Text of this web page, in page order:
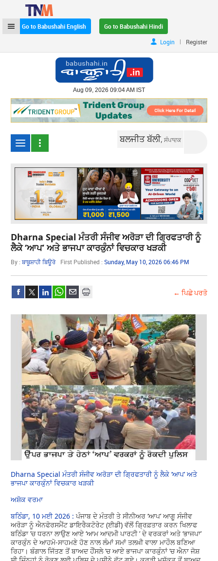
Go to Babushahi English
Go to Babushahi Hindi
Login
| Register
Aug 09, 2026 09:04 AM IST
ਬਲਜੀਤ ਬੱਲੀ,ਸੰਪਾਦਕ
Dharna Special ਮੰਤਰੀ ਸੰਜੀਵ ਅਰੋੜਾ ਦੀ ਗ੍ਰਿਫਤਾਰੀ ਨੂੰ
ਲੈਕੇ ‘ਆਪ’ ਅਤੇ ਭਾਜਪਾ ਕਾਰਕੁੰਨਾਂ ਵਿਚਕਾਰ ਖੜਕੀ
By :ਬਾਬੂਸ਼ਾਹੀ ਬਿਊਰੋ First Published :Sunday, May 10, 2026 06:46 PM
← ਪਿਛੇ ਪਰਤੋ
Dharna Special ਮੰਤਰੀ ਸੰਜੀਵ ਅਰੋੜਾ ਦੀ ਗ੍ਰਿਫਤਾਰੀ ਨੂੰ ਲੈਕੇ ‘ਆਪ’ ਅਤੇ
ਭਾਜਪਾ ਕਾਰਕੁੰਨਾਂ ਵਿਚਕਾਰ ਖੜਕੀ
ਅਸ਼ੋਕ ਵਰਮਾ
ਬਠਿੰਡਾ, 10 ਮਈ 2026 :ਪੰਜਾਬ ਦੇ ਮੰਤਰੀ ਤੇ ਸੀਨੀਅਰ ‘ਆਪ’ ਆਗੂ ਸੰਜੀਵ
ਅਰੋੜਾ ਨੂੰ ਐਨਫੋਰਸਮੈਂਟ ਡਾਇਰੈਕਟੋਰੇਟ (ਈਡੀ) ਵੱਲੋਂ ਗ੍ਰਿਫ਼ਤਾਰ ਕਰਨ ਖਿਲਾਫ
ਬਠਿੰਡਾ ’ਚ ਧਰਨਾ ਲਾਉਣ ਆਏ ‘ਆਮ ਆਦਮੀ ਪਾਰਟੀ ’ ਦੇ ਵਰਕਰਾਂ ਅਤੇ ‘ਭਾਜਪਾ’
ਕਾਰਕੁੰਨ ਦੇ ਆਹਮੋ-ਸਾਹਮਣੇ ਹੋਣ ਨਾਲ ਲੰਮਾਂ ਸਮਾਂ ਤਲਖ਼ੀ ਵਾਲਾ ਮਾਹੌਲ ਬਣਿਆ
ਰਿਹਾ। ਬੰਗਾਲ ਜਿੱਤਣ ਤੋਂ ਬਾਅਦ ਹੌਂਸਲੇ ’ਚ ਆਏ ਭਾਜਪਾ ਕਾਰਕੁੰਨਾਂ ’ਚ ਐਨਾ ਜੋਸ਼